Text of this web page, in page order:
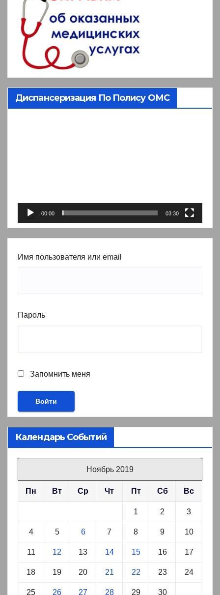
Диспансеризация По Полису ОМС
00:00 03:30
Имя пользователя или email
Пароль
Запомнить меня
Календарь Событий
Ноябрь 2019
Пн Вт Ср Чт Пт Сб Вс
1 2 3
4 5 6 7 8 9 10
11 12 13 14 15 16 17
18 19 20 21 22 23 24
25 26 27 28 29 30